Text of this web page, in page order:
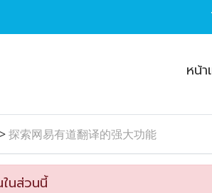
หน้
>探索网易有道翻译的强大功能
นส่วนนี้